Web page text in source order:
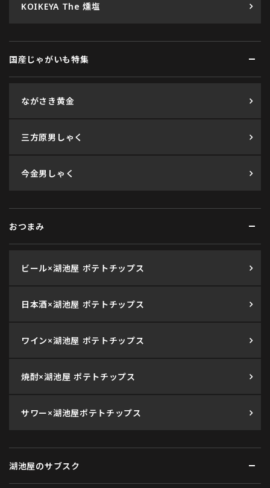
KOIKEYA The 燻塩
国産じゃがいも特集
ながさき黄金
三方原男しゃく
今金男しゃく
おつまみ
ビール×湖池屋 ポテトチップス
日本酒×湖池屋 ポテトチップス
ワイン×湖池屋 ポテトチップス
焼酎×湖池屋 ポテトチップス
サワー×湖池屋ポテトチップス
湖池屋のサブスク